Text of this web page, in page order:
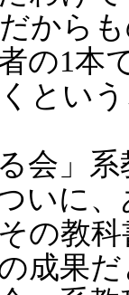
から
の1本
とい
会」系
いに
の教
成果